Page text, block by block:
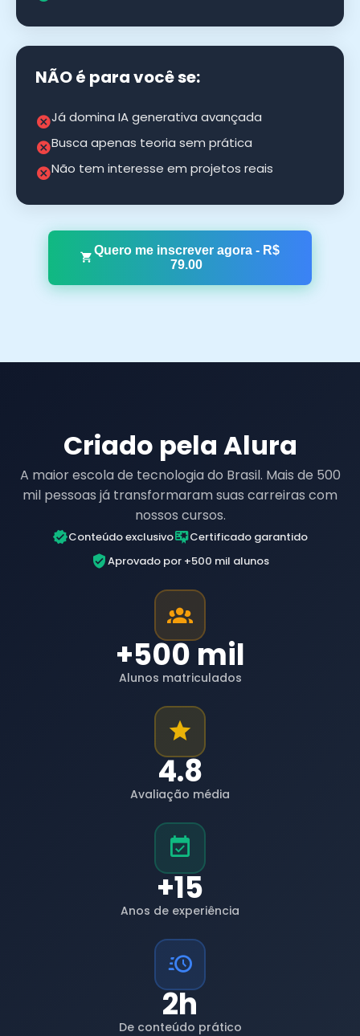
NÃO é para você se:
Já domina IA generativa avançada
Busca apenas teoria sem prática
Não tem interesse em projetos reais
Quero me inscrever agora- R$
79.00
Criado pela Alura
A maior escola de tecnologia do Brasil. Mais de 500
mil pessoas já transformaram suas carreiras com
nossos cursos.
Conteúdo exclusivo
Certificado garantido
Aprovado por +500 mil alunos
+500 mil
Alunos matriculados
4.8
Avaliação média
+15
Anos de experiência
2h
De conteúdo prático